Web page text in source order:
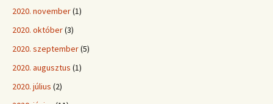
2020. november(1)
2020. október(3)
2020. szeptember(5)
2020. augusztus (1)
2020. július (2)